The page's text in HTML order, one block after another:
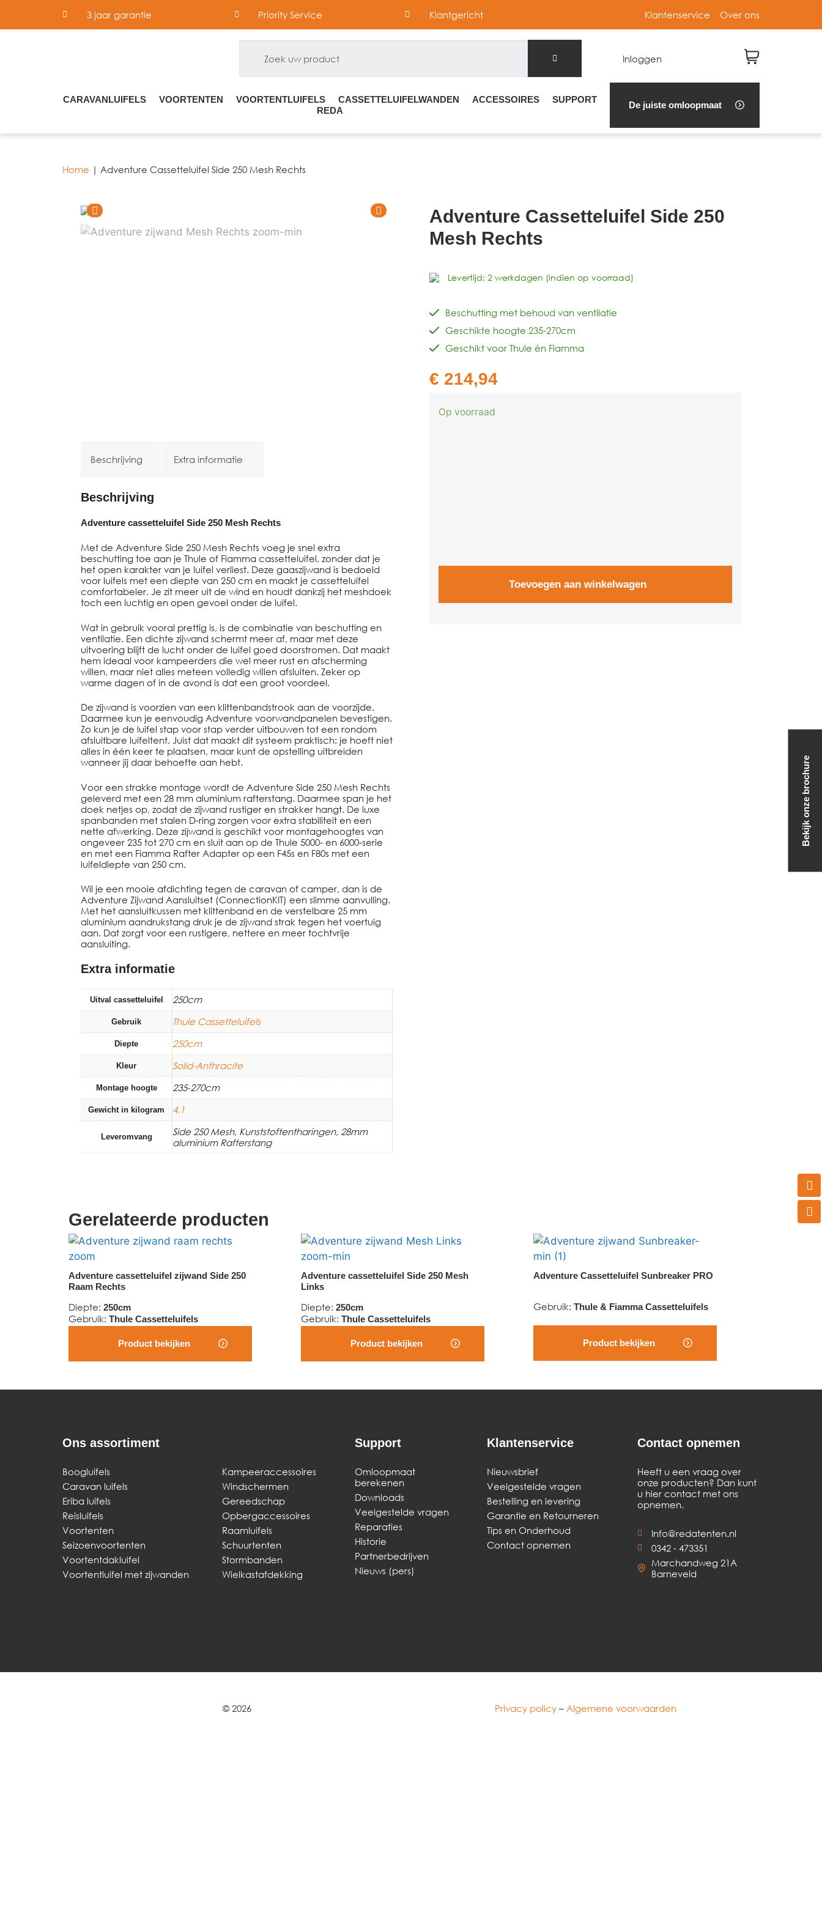
3 jaar garantie Priority Service Klantgericht Klantenservice Over ons
Inloggen
CARAVANLUIFELS VOORTENTEN VOORTENTLUIFELS CASSETTELUIFELWANDEN ACCESSOIRES
SUPPORT
REDA
De juiste omloopmaat
Home | Adventure Cassetteluifel Side 250 Mesh Rechts
Beschrijving Extra informatie
Beschrijving
Adventure cassetteluifel Side 250 Mesh Rechts
Met de Adventure Side 250 Mesh Rechts voeg je snel extra
beschutting toe aan je Thule of Fiamma cassetteluifel, zonder dat je
het open karakter van je luifel verliest. Deze gaaszijwand is bedoeld
voor luifels met een diepte van 250 cm en maakt je cassetteluifel
comfortabeler. Je zit meer uit de wind en houdt dankzij het meshdoek
toch een luchtig en open gevoel onder de luifel.
Wat in gebruik vooral prettig is, is de combinatie van beschutting en
ventilatie. Een dichte zijwand schermt meer af, maar met deze
uitvoering blijft de lucht onder de luifel goed doorstromen. Dat maakt
hem ideaal voor kampeerders die wel meer rust en afscherming
willen, maar niet alles meteen volledig willen afsluiten. Zeker op
warme dagen of in de avond is dat een groot voordeel.
De zijwand is voorzien van een klittenbandstrook aan de voorzijde.
Daarmee kun je eenvoudig Adventure voorwandpanelen bevestigen.
Zo kun je de luifel stap voor stap verder uitbouwen tot een rondom
afsluitbare luifeltent. Juist dat maakt dit systeem praktisch: je hoeft niet
alles in één keer te plaatsen, maar kunt de opstelling uitbreiden
wanneer jij daar behoefte aan hebt.
Voor een strakke montage wordt de Adventure Side 250 Mesh Rechts
geleverd met een 28 mm aluminium rafterstang. Daarmee span je het
doek netjes op, zodat de zijwand rustiger en strakker hangt. De luxe
spanbanden met stalen D-ring zorgen voor extra stabiliteit en een
nette afwerking. Deze zijwand is geschikt voor montagehoogtes van
ongeveer 235 tot 270 cm en sluit aan op de Thule 5000- en 6000-serie
en met een Fiamma Rafter Adapter op een F45s en F80s met een
luifeldiepte van 250 cm.
Wil je een mooie afdichting tegen de caravan of camper, dan is de
Adventure Zijwand Aansluitset (ConnectionKIT) een slimme aanvulling.
Met het aansluitkussen met klittenband en de verstelbare 25 mm
aluminium aandrukstang druk je de zijwand strak tegen het voertuig
aan. Dat zorgt voor een rustigere, nettere en meer tochtvrije
aansluiting.
Extra informatie
Uitval cassetteluifel 250cm
Gebruik Thule Cassetteluifels
Diepte 250cm
Kleur Solid-Anthracite
Montage hoogte 235-270cm
Gewicht in kilogram 4,1
Leveromvang
Side 250 Mesh, Kunststoftentharingen, 28mm
aluminium Rafterstang
Adventure Cassetteluifel Side 250
Mesh Rechts
Levertijd: 2 werkdagen (indien op voorraad)
Beschutting met behoud van ventilatie
Geschikte hoogte 235-270cm
Geschikt voor Thule én Fiamma
€ 214,94
Op voorraad
Toevoegen aan winkelwagen
Vind een dealer
Gerelateerde producten
Adventure cassetteluifel zijwand Side 250
Raam Rechts
Diepte: 250cm
Gebruik: Thule Cassetteluifels
Product bekijken
Adventure cassetteluifel Side 250 Mesh
Links
Diepte: 250cm
Gebruik: Thule Cassetteluifels
Product bekijken
Adventure Cassetteluifel Sunbreaker PRO
Gebruik: Thule & Fiamma Cassetteluifels
Product bekijken
Bekijk onze brochure
Ons assortiment
Boogluifels
Caravan luifels
Eriba luifels
Reisluifels
Voortenten
Seizoenvoortenten
Voortentdakluifel
Voortentluifel met zijwanden
Kampeeraccessoires
Windschermen
Gereedschap
Opbergaccessoires
Raamluifels
Schuurtenten
Stormbanden
Wielkastafdekking
Support
Omloopmaat
berekenen
Downloads
Veelgestelde vragen
Reparaties
Historie
Partnerbedrijven
Nieuws (pers)
Klantenservice
Nieuwsbrief
Veelgestelde vragen
Bestelling en levering
Garantie en Retourneren
Tips en Onderhoud
Contact opnemen
Contact opnemen
Heeft u een vraag over
onze producten? Dan kunt
u hier contact met ons
opnemen.
Info@redatenten.nl
0342 - 473351
Marchandweg 21A
Barneveld
© 2026 Privacy policy– Algemene voorwaarden